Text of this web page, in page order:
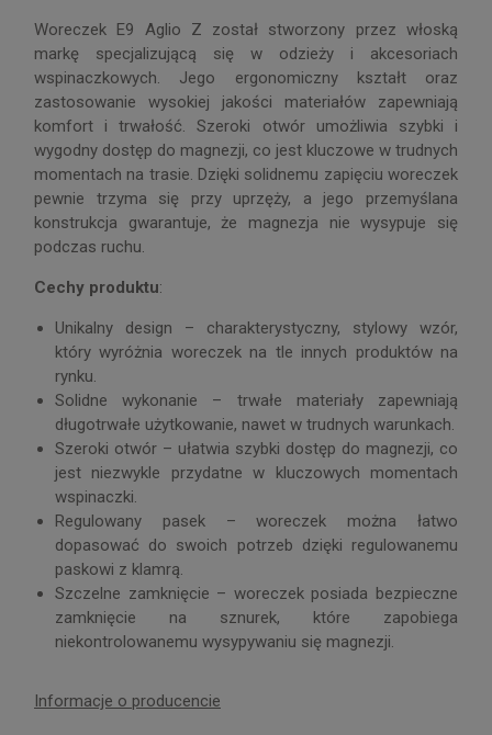
Woreczek E9 Aglio Z został stworzony przez włoską
markę specjalizującą się w odzieży i akcesoriach
wspinaczkowych. Jego ergonomiczny kształt oraz
zastosowanie wysokiej jakości materiałów zapewniają
komfort i trwałość. Szeroki otwór umożliwia szybki i
wygodny dostęp do magnezji, co jest kluczowe w trudnych
momentach na trasie. Dzięki solidnemu zapięciu woreczek
pewnie trzyma się przy uprzęży, a jego przemyślana
konstrukcja gwarantuje, że magnezja nie wysypuje się
podczas ruchu.
Cechy produktu:
Unikalny design – charakterystyczny, stylowy wzór,
który wyróżnia woreczek na tle innych produktów na
rynku.
Solidne wykonanie – trwałe materiały zapewniają
długotrwałe użytkowanie, nawet w trudnych warunkach.
Szeroki otwór – ułatwia szybki dostęp do magnezji, co
jest niezwykle przydatne w kluczowych momentach
wspinaczki.
Regulowany pasek – woreczek można łatwo
dopasować do swoich potrzeb dzięki regulowanemu
paskowi z klamrą.
Szczelne zamknięcie – woreczek posiada bezpieczne
zamknięcie na sznurek, które zapobiega
niekontrolowanemu wysypywaniu się magnezji.
Informacje o producencie